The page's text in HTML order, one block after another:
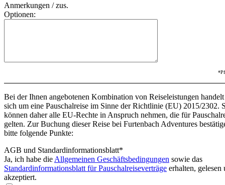
Anmerkungen / zus.
Optionen:
Bei der Ihnen angebotenen Kombination von Reiseleistungen handelt
sich um eine Pauschalreise im Sinne der Richtlinie (EU) 2015/2302.
können daher alle EU-Rechte in Anspruch nehmen, die für
gelten. Zur Buchung dieser Reise bei Furtenbach Adventures
bitte folgende Punkte:
AGB und Standardinformationsblatt*
Ja, ich habe die Allgemeinen Geschäftsbedingungen sowie das
Standardinformationsblatt für Pauschalreiseverträge erhalten, gelesen
akzeptiert.